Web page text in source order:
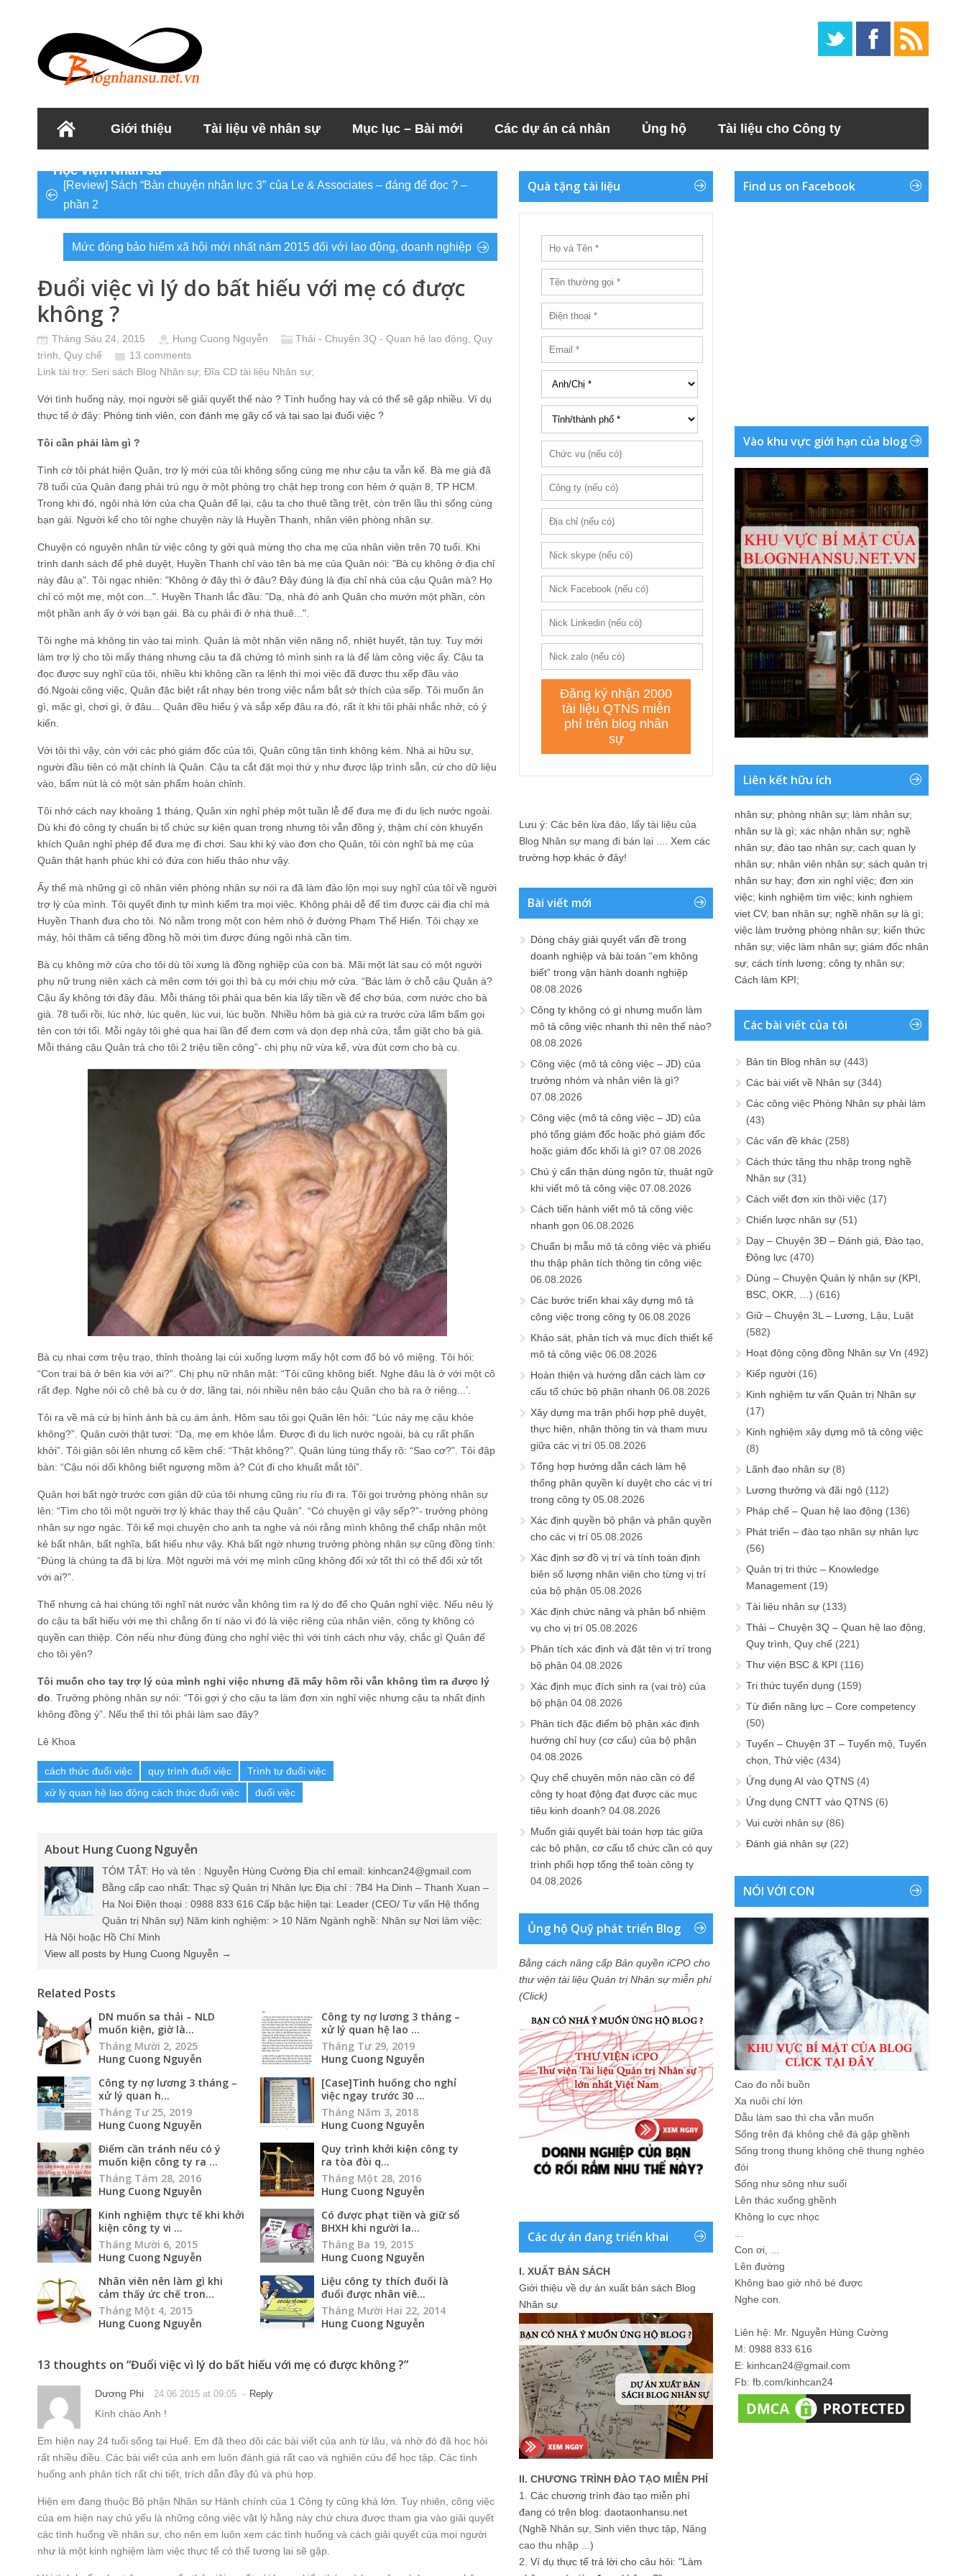
Giới thiệu Tài liệu về nhân sự Mục lục – Bài mới Các dự án cá nhân Ủng hộ Tài liệu cho Công ty
Học viện Nhân sư
[Review] Sách “Bàn chuyện nhân lực 3″ của Le & Associates – đáng để đọc ? –
phần 2
Mức đóng bảo hiểm xã hội mới nhất năm 2015 đối với lao động, doanh nghiệp
Đuổi việc vì lý do bất hiếu với mẹ có được
không ?
Tháng Sáu 24, 2015 Hung Cuong Nguyễn
Thải - Chuyện 3Q - Quan hệ lao động, Quy
trình, Quy chế
13 comments
Link tài trợ: Seri sách Blog Nhân sự; Đĩa CD tài liệu Nhân sự;
Với tình huống này, mọi người sẽ giải quyết thế nào ? Tình huống hay và có thể sẽ gặp nhiều. Ví dụ
thực tế ở đây: Phóng tinh viên, con đánh mẹ gãy cổ và tại sao lại đuổi việc ?
Tôi cần phải làm gì ?
Tình cờ tôi phát hiện Quân, trợ lý mới của tôi không sống cùng mẹ như cậu ta vẫn kể. Bà mẹ già đã
78 tuổi của Quân đang phải trú ngụ ở một phòng trọ chật hẹp trong con hẻm ở quận 8, TP HCM.
Trong khi đó, ngôi nhà lớn của cha Quân để lại, cậu ta cho thuê tầng trệt, còn trên lầu thì sống cùng
bạn gái. Người kể cho tôi nghe chuyện này là Huyền Thanh, nhân viên phòng nhân sự.
Chuyện có nguyên nhân từ việc công ty gởi quà mừng thọ cha mẹ của nhân viên trên 70 tuổi. Khi
trình danh sách để phê duyệt, Huyền Thanh chỉ vào tên bà mẹ của Quân nói: "Bà cụ không ở địa chỉ
này đâu ạ". Tôi ngạc nhiên: "Không ở đây thì ở đâu? Đây đúng là địa chỉ nhà của cậu Quân mà? Họ
chỉ có một mẹ, một con...". Huyền Thanh lắc đầu: "Dạ, nhà đó anh Quân cho mướn một phần, còn
một phần anh ấy ở với bạn gái. Bà cụ phải đi ở nhà thuê...".
Tôi nghe mà không tin vào tai mình. Quân là một nhân viên năng nổ, nhiệt huyết, tận tụy. Tuy mới
làm trợ lý cho tôi mấy tháng nhưng cậu ta đã chứng tỏ mình sinh ra là để làm công việc ấy. Cậu ta
đọc được suy nghĩ của tôi, nhiều khi không cần ra lệnh thì mọi việc đã được thu xếp đâu vào
đó.Ngoài công việc, Quân đặc biệt rất nhạy bén trong việc nắm bắt sở thích của sếp. Tôi muốn ăn
gì, mặc gì, chơi gì, ở đâu... Quân đều hiểu ý và sắp xếp đâu ra đó, rất ít khi tôi phải nhắc nhở, có ý
kiến.
Với tôi thì vậy, còn với các phó giám đốc của tôi, Quân cũng tận tình không kém. Nhà ai hữu sự,
người đầu tiên có mặt chính là Quân. Cậu ta cắt đặt mọi thứ y như được lập trình sẵn, cứ cho dữ liệu
vào, bấm nút là có một sản phẩm hoàn chỉnh.
Tôi nhớ cách nay khoảng 1 tháng, Quân xin nghỉ phép một tuần lễ để đưa mẹ đi du lịch nước ngoài.
Dù khi đó công ty chuẩn bị tổ chức sự kiện quan trọng nhưng tôi vẫn đồng ý, thậm chí còn khuyến
khích Quân nghỉ phép để đưa mẹ đi chơi. Sau khi ký vào đơn cho Quân, tôi còn nghĩ bà mẹ của
Quân thật hạnh phúc khi có đứa con hiếu thảo như vậy.
Ấy thế mà những gì cô nhân viên phòng nhân sự nói ra đã làm đảo lộn mọi suy nghĩ của tôi về người
trợ lý của mình. Tôi quyết định tự mình kiểm tra mọi việc. Không phải dễ để tìm được cái địa chỉ mà
Huyền Thanh đưa cho tôi. Nó nằm trong một con hẻm nhỏ ở đường Phạm Thế Hiển. Tôi chạy xe
máy, hỏi thăm cả tiếng đồng hồ mới tìm được đúng ngôi nhà cần tìm.
Bà cụ không mở cửa cho tôi dù tôi xưng là đồng nghiệp của con bà. Mãi một lát sau có một người
phụ nữ trung niên xách cà mên cơm tới gọi thì bà cụ mới chịu mở cửa. “Bác làm ở chỗ cậu Quân à?
Cậu ấy không tới đây đâu. Mỗi tháng tôi phải qua bên kia lấy tiền về để chợ búa, cơm nước cho bà
già. 78 tuổi rồi, lúc nhớ, lúc quên, lúc vui, lúc buồn. Nhiều hôm bà già cứ ra trước cửa lẩm bẩm gọi
tên con tới tối. Mỗi ngày tôi ghé qua hai lần để đem cơm và dọn dẹp nhà cửa, tắm giặt cho bà già.
Mỗi tháng cậu Quân trả cho tôi 2 triệu tiền công”- chị phụ nữ vừa kể, vừa đút cơm cho bà cụ.
Bà cụ nhai cơm trệu trạo, thỉnh thoảng lại cúi xuống lượm mấy hột cơm đổ bỏ vô miệng. Tôi hỏi:
“Con trai bà ở bên kia với ai?”. Chị phụ nữ nhăn mặt: “Tôi cũng không biết. Nghe đâu là ở với một cô
rất đẹp. Nghe nói cô chê bà cụ ở dơ, lãng tai, nói nhiều nên bảo cậu Quân cho bà ra ở riêng...’.
Tôi ra về mà cứ bị hình ảnh bà cụ ám ảnh. Hôm sau tôi gọi Quân lên hỏi: “Lúc này mẹ cậu khỏe
không?”. Quân cười thật tươi: “Dạ, mẹ em khỏe lắm. Được đi du lịch nước ngoài, bà cụ rất phấn
khởi”. Tôi giận sôi lên nhưng cố kềm chế: “Thật không?”. Quân lúng túng thấy rõ: “Sao cơ?”. Tôi đập
bàn: “Cậu nói dối không biết ngượng mồm à? Cút đi cho khuất mắt tôi”.
Quân hơi bất ngờ trước cơn giận dữ của tôi nhưng cũng riu ríu đi ra. Tôi gọi trưởng phòng nhân sự
lên: “Tìm cho tôi một người trợ lý khác thay thế cậu Quân”. “Có chuyện gì vậy sếp?”- trưởng phòng
nhân sự ngơ ngác. Tôi kể mọi chuyện cho anh ta nghe và nói rằng mình không thể chấp nhận một
kẻ bất nhân, bất nghĩa, bất hiếu như vậy. Khá bất ngờ nhưng trưởng phòng nhân sự cũng đồng tình:
“Đúng là chúng ta đã bị lừa. Một người mà với mẹ mình cũng không đối xử tốt thì có thể đối xử tốt
với ai?”.
Thế nhưng cả hai chúng tôi nghĩ nát nước vẫn không tìm ra lý do để cho Quân nghỉ việc. Nếu nêu lý
do cậu ta bất hiếu với mẹ thì chẳng ổn tí nào vì đó là việc riêng của nhân viên, công ty không có
quyền can thiệp. Còn nếu như đùng đùng cho nghỉ việc thì với tính cách như vậy, chắc gì Quân để
cho tôi yên?
Tôi muốn cho tay trợ lý của mình nghỉ việc nhưng đã mấy hôm rồi vẫn không tìm ra được lý
do . Trưởng phòng nhân sự nói: “Tôi gợi ý cho cậu ta làm đơn xin nghỉ việc nhưng cậu ta nhất định
không đồng ý”. Nếu thế thì tôi phải làm sao đây?
Lê Khoa
cách thức đuổi việc quy trình đuổi việc
Trình tự đuổi việc
xử lý quan hệ lao động cách thức đuổi việc
đuổi việc
About Hung Cuong Nguyễn
TÓM TẮT: Họ và tên : Nguyễn Hùng Cường Địa chỉ email: kinhcan24@gmail.com
Bằng cấp cao nhất: Thạc sỹ Quản trị Nhân lực Địa chỉ : 7B4 Ha Dinh – Thanh Xuan –
Ha Noi Điện thoại : 0988 833 616 Cấp bậc hiện tại: Leader (CEO/ Tư vấn Hệ thống
Quản trị Nhân sự) Năm kinh nghiệm: > 10 Năm Ngành nghề: Nhân sự Nơi làm việc:
Hà Nội hoặc Hồ Chí Minh
View all posts by Hung Cuong Nguyễn →
Related Posts
DN muốn sa thải – NLD
muốn kiện, giờ là...
Tháng Mười 2, 2025
Hung Cuong Nguyễn
Công ty nợ lương 3 tháng –
xử lý quan hệ lao ...
Tháng Tư 29, 2019
Hung Cuong Nguyễn
Công ty nợ lương 3 tháng –
xử lý quan h...
Tháng Tư 25, 2019
Hung Cuong Nguyễn
[Case]Tình huống cho nghỉ
việc ngay trước 30 ...
Tháng Năm 3, 2018
Hung Cuong Nguyễn
Điểm cần tránh nếu có ý
muốn kiện công ty ra ...
Tháng Tám 28, 2016
Hung Cuong Nguyễn
Quy trình khởi kiện công ty
ra tòa đòi q...
Tháng Một 28, 2016
Hung Cuong Nguyễn
Kinh nghiệm thực tế khi khởi
kiện công ty vi ...
Tháng Mười 6, 2015
Hung Cuong Nguyễn
Có được phạt tiền và giữ sổ
BHXH khi người la...
Tháng Ba 19, 2015
Hung Cuong Nguyễn
Nhân viên nên làm gì khi
cảm thấy ức chế tron...
Tháng Một 4, 2015
Hung Cuong Nguyễn
Liệu công ty thích đuổi là
đuổi được nhân viê...
Tháng Mười Hai 22, 2014
Hung Cuong Nguyễn
13 thoughts on “Đuổi việc vì lý do bất hiếu với mẹ có được không ?”
Dương Phi 24.06.2015 at 09:05 - Reply
Kính chào Anh !
Em hiện nay 24 tuổi sống tại Huế. Em đã theo dõi các bài viết của anh từ lâu, và nhờ đó đã học hỏi
rất nhiều điều. Các bài viết của anh em luôn đánh giá rất cao và nghiên cứu để học tập. Các tình
huống anh phân tích rất chi tiết, trích dẫn đầy đủ và phù hợp.
Hiện em đang thuộc Bộ phận Nhân sự Hành chính của 1 Công ty cũng khá lớn. Tuy nhiên, công việc
của em hiện nay chủ yếu là những công việc vật lý hằng này chứ chưa được tham gia vào giải quyết
các tình huống về nhân sự, cho nên em luôn xem các tình huống và cách giải quyết của mọi người
như là một kinh nghiệm làm việc thực tế có thể tương lai sẽ gặp.
Quà tặng tài liệu
Lưu ý: Các bên lừa đảo, lấy tài liệu của
Blog Nhân sự mang đi bán lại .... Xem các
trường hợp khác ở đây!
Bài viết mới
Dòng chảy giải quyết vấn đề trong
doanh nghiệp và bài toán “em không
biết” trong vận hành doanh nghiệp
08.08.2026
Công ty không có gì nhưng muốn làm
mô tả công việc nhanh thì nên thế nào?
08.08.2026
Công việc (mô tả công việc – JD) của
trưởng nhóm và nhân viên là gì?
07.08.2026
Công việc (mô tả công việc – JD) của
phó tổng giám đốc hoặc phó giám đốc
hoặc giám đốc khối là gì? 07.08.2026
Chú ý cẩn thận dùng ngôn từ, thuật ngữ
khi viết mô tả công việc 07.08.2026
Cách tiến hành viết mô tả công việc
nhanh gọn 06.08.2026
Chuẩn bị mẫu mô tả công việc và phiếu
thu thập phân tích thông tin công việc
06.08.2026
Các bước triển khai xây dựng mô tả
công việc trong công ty 06.08.2026
Khảo sát, phân tích và mục đích thiết kế
mô tả công việc 06.08.2026
Hoàn thiện và hướng dẫn cách làm cơ
cấu tổ chức bộ phận nhanh 06.08.2026
Xây dựng ma trận phối hợp phê duyệt,
thực hiện, nhận thông tin và tham mưu
giữa các vị trí 05.08.2026
Tổng hợp hướng dẫn cách làm hệ
thống phân quyền kí duyệt cho các vị trí
trong công ty 05.08.2026
Xác định quyền bộ phận và phân quyền
cho các vị trí 05.08.2026
Xác định sơ đồ vị trí và tính toán định
biên số lượng nhân viên cho từng vị trí
của bộ phận 05.08.2026
Xác định chức năng và phân bổ nhiệm
vụ cho vị trí 05.08.2026
Phân tích xác định và đặt tên vị trí trong
bộ phận 04.08.2026
Xác định mục đích sinh ra (vai trò) của
bộ phận 04.08.2026
Phân tích đặc điểm bộ phận xác định
hướng chỉ huy (cơ cấu) của bộ phận
04.08.2026
Quy chế chuyên môn nào cần có để
công ty hoạt động đạt được các mục
tiêu kinh doanh? 04.08.2026
Muốn giải quyết bài toán hợp tác giữa
các bộ phận, cơ cấu tổ chức cần có quy
trình phối hợp tổng thể toàn công ty
04.08.2026
Ủng hộ Quỹ phát triển Blog
Bằng cách nâng cấp Bản quyền iCPO cho
thư viện tài liệu Quản trị Nhân sự miễn phí
(Click)
Các dự án đang triển khai
I. XUẤT BẢN SÁCH
Giới thiệu về dự án xuất bản sách Blog
Nhân sự
II. CHƯƠNG TRÌNH ĐÀO TẠO MIỄN PHÍ
1. Các chương trình đào tạo miễn phí
đang có trên blog: daotaonhansu.net
(Nghề Nhân sự, Sinh viên thực tập, Nâng
cao thu nhập ...)
2. Ví dụ thực tế trả lời cho câu hỏi: "Làm
Find us on Facebook
Vào khu vực giới hạn của blog
Liên kết hữu ích
nhân sự; phòng nhân sự; làm nhân sự;
nhân sự là gì; xác nhận nhân sự; nghề
nhân sự; đào tạo nhân sự; cach quan ly
nhân sự; nhân viên nhân sự; sách quản trị
nhân sự hay; đơn xin nghỉ việc; đơn xin
việc; kinh nghiệm tìm việc; kinh nghiem
viet CV; ban nhân sự; nghề nhân sự là gì;
việc làm trưởng phòng nhân sự; kiến thức
nhân sự; việc làm nhân sự; giám đốc nhân
sự; cách tính lương; công ty nhân sự;
Cách làm KPI;
Các bài viết của tôi
Bản tin Blog nhân sự (443)
Các bài viết về Nhân sự (344)
Các công việc Phòng Nhân sự phải làm
(43)
Các vấn đề khác (258)
Cách thức tăng thu nhập trong nghề
Nhân sự (31)
Cách viết đơn xin thôi việc (17)
Chiến lược nhân sự (51)
Dạy – Chuyện 3Đ – Đánh giá, Đào tạo,
Động lực (470)
Dùng – Chuyện Quản lý nhân sự (KPI,
BSC, OKR, …) (616)
Giữ – Chuyện 3L – Lương, Lậu, Luật
(582)
Hoạt động cộng đồng Nhân sự Vn (492)
Kiếp người (16)
Kinh nghiệm tư vấn Quản trị Nhân sự
(17)
Kinh nghiệm xây dựng mô tả công việc
(8)
Lãnh đạo nhân sự (8)
Lương thưởng và đãi ngộ (112)
Pháp chế – Quan hệ lao động (136)
Phát triển – đào tạo nhân sự nhân lực
(56)
Quản trị tri thức – Knowledge
Management (19)
Tài liệu nhân sự (133)
Thải – Chuyện 3Q – Quan hệ lao động,
Quy trình, Quy chế (221)
Thư viện BSC & KPI (116)
Tri thức tuyển dụng (159)
Từ điển năng lực – Core competency
(50)
Tuyển – Chuyện 3T – Tuyển mộ, Tuyển
chọn, Thử việc (434)
Ứng dụng AI vào QTNS (4)
Ứng dụng CNTT vào QTNS (6)
Vui cười nhân sự (86)
Đánh giá nhân sự (22)
NÓI VỚI CON
Cao đo nỗi buồn
Xa nuôi chí lớn
Dẫu làm sao thì cha vẫn muốn
Sống trên đá không chê đá gập ghềnh
Sống trong thung không chê thung nghèo
đói
Sống như sông như suối
Lên thác xuống ghềnh
Không lo cực nhọc
Con ơi, ...
Lên đường
Không bao giờ nhỏ bé được
Nghe con.
Liên hệ: Mr. Nguyễn Hùng Cường
M: 0988 833 616
E: kinhcan24@gmail.com
Fb: fb.com/kinhcan24